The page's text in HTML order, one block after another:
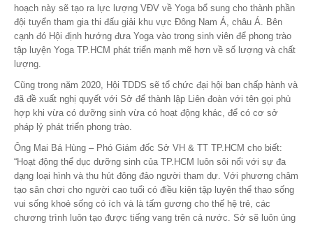
hoạch này sẽ tạo ra lực lượng VĐV về Yoga bổ sung cho thành phần
đội tuyển tham gia thi đấu giải khu vực Đông Nam Á, châu Á. Bên
cạnh đó Hội định hướng đưa Yoga vào trong sinh viên để phong trào
tập luyện Yoga TP.HCM phát triển mạnh mẽ hơn về số lượng và chất
lượng.
Cũng trong năm 2020, Hội TDDS sẽ tổ chức đại hội ban chấp hành và
đã đề xuất nghị quyết với Sở để thành lập Liên đoàn với tên gọi phù
hợp khi vừa có dưỡng sinh vừa có hoạt động khác, để có cơ sở
pháp lý phát triển phong trào.
Ông Mai Bá Hùng – Phó Giám đốc Sở VH & TT TP.HCM cho biết:
“Hoạt động thể dục dưỡng sinh của TP.HCM luôn sôi nổi với sự đa
dạng loại hình và thu hút đông đảo người tham dự. Với phương châm
tạo sân chơi cho người cao tuổi có điều kiện tập luyện thể thao sống
vui sống khoẻ sống có ích và là tấm gương cho thế hệ trẻ, các
chương trình luôn tạo được tiếng vang trên cả nước. Sở sẽ luôn ủng